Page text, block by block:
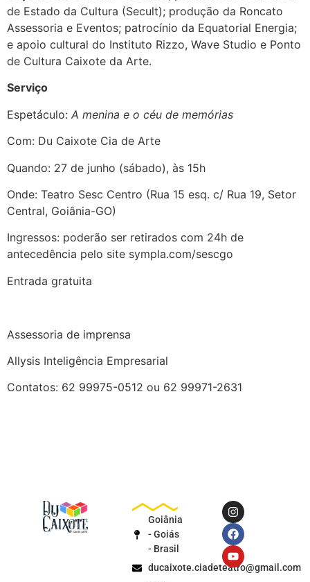
de Estado da Cultura (Secult); produção da Roncato
Assessoria e Eventos; patrocínio da Equatorial Energia;
e apoio cultural do Instituto Rizzo, Wave Studio e Ponto
de Cultura Caixote da Arte.
Serviço
Espetáculo: A menina e o céu de memórias
Com: Du Caixote Cia de Arte
Quando: 27 de junho (sábado), às 15h
Onde: Teatro Sesc Centro (Rua 15 esq. c/ Rua 19, Setor
Central, Goiânia-GO)
Ingressos: poderão ser retirados com 24h de
antecedência pelo site sympla.com/sescgo
Entrada gratuita
Assessoria de imprensa
Allysis Inteligência Empresarial
Contatos: 62 99975-0512 ou 62 99971-2631
Goiânia
- Goiás
- Brasil
ducaixote.ciadeteatro@gmail.com